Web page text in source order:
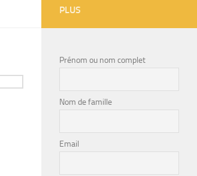
PLUS
Prénom ou nom complet
Nom de famille
Email